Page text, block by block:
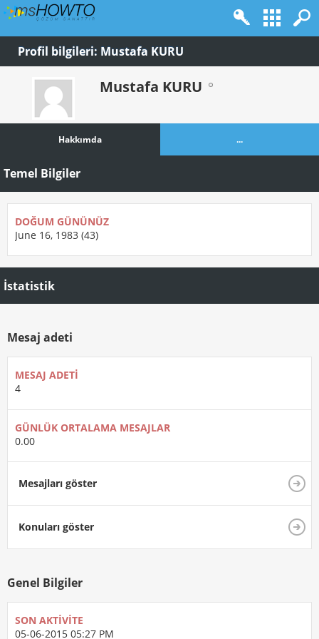
Profil bilgileri: Mustafa KURU
Mustafa KURU
Hakkımda ...
Temel Bilgiler
DOĞUM GÜNÜNÜZ
June 16, 1983 (43)
İstatistik
Mesaj adeti
MESAJ ADETI
4
GÜNLÜK ORTALAMA MESAJLAR
0.00
Mesajları göster
Konuları göster
Genel Bilgiler
SON AKTIVITE
05-06-2015 05:27 PM